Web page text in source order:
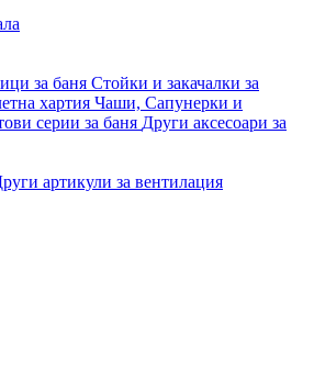
за баня Стойки и закачалки за
хартия Чаши, Сапунерки и
серии за баня Други аксесоари за
артикули за вентилация